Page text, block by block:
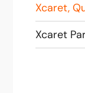
Xcaret,